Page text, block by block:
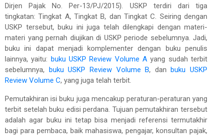
Dirjen Pajak No. Per-13/PJ/2015). USKP terdiri dari tiga
tingkatan: Tingkat A, Tingkat B, dan Tingkat C. Seiring dengan
USKP tersebut, buku ini juga telah dilengkapi dengan materi-
materi yang pernah diujikan di USKP periode sebelumnya. Jadi,
buku ini dapat menjadi komplementer dengan buku penulis
lainnya, yaitu: buku USKP Review Volume A yang sudah terbit
sebelumnya, buku USKP Review Volume B, danbuku USKP
Review Volume C, yang juga telah terbit.
Pemutakhiran isi buku juga mencakup peraturan-peraturan yang
terbit setelah buku edisi perdana. Tujuan pemutakhiran tersebut
adalah agar buku ini tetap bisa menjadi referensi termutakhir
bagi para pembaca, baik mahasiswa, pengajar, konsultan pajak,